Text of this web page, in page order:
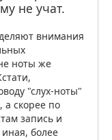
не учат.
внимания
ноты же
"слух-ноты"
а скорее по
запись и
более